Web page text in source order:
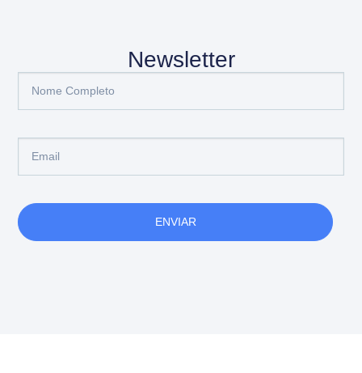
Newsletter
ENVIAR